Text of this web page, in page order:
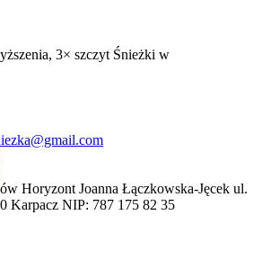
3× szczyt Śnieżki w
Horyzont Joanna Łączkowska-Jęcek ul.
Karpacz NIP: 787 175 82 35